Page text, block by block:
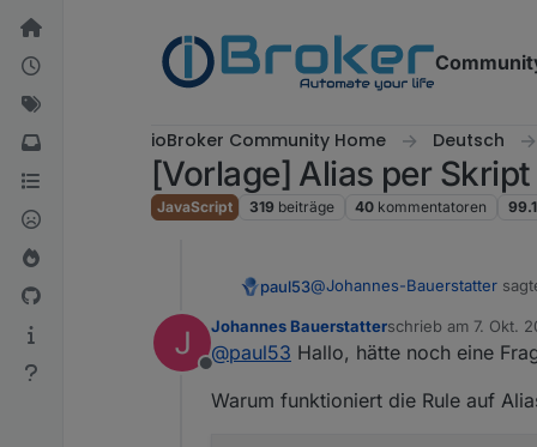
Weiter zum Inhalt
ioBroker Community Home Deutsch
[Vorlage] Alias per
JavaScript 319 beiträge 40 kommentatoren
paul53@Johannes-Bauerstatter
Warum funktioniert das
Weil der js-controller nur bei
Offline
Johannes Bauerstatterschrieb am 7. Okt.
zuletzt editiert von
@paul53 Hallo, hätte noch eine
Warum funktioniert die Rule auf